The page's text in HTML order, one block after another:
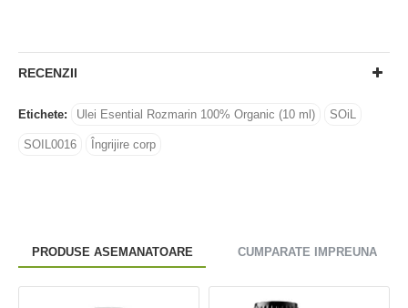
RECENZII
Etichete: Ulei Esential Rozmarin 100% Organic (10 ml) SOiL
SOIL0016 Îngrijire corp
PRODUSE ASEMANATOARE CUMPARATE IMPREUNA